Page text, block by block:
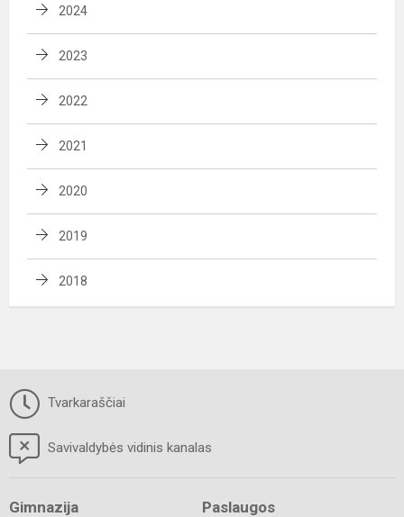
2024
2023
2022
2021
2020
2019
2018
Tvarkaraščiai
Savivaldybės vidinis kanalas
Gimnazija Paslaugos